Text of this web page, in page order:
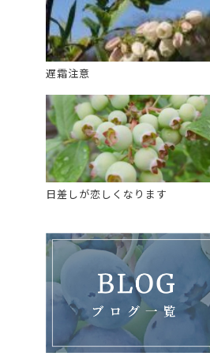
遅霜注意
日差しが恋しくなります